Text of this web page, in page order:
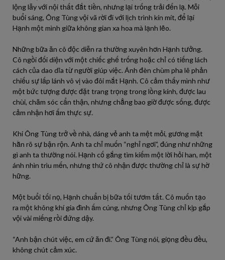
lộng lẫy với nội thất đắt tiền, nhưng lại trống trải đến lạ. Mỗi
buổi sáng, Ông Tùng vội vã rời đi với lịch trình kín mít, để lại
Hạnh một mình giữa không gian xa hoa mà lạnh lẽo.
Những bữa ăn cô độc diễn ra thường xuyên hơn Hạnh tưởng.
Cô ngồi đối diện với một chiếc ghế trống hoặc chỉ có tiếng lách
cách của dao dĩa từ người giúp việc. Ánh đèn chùm pha lê phản
chiếu sự lấp lánh vô vị vào đôi mắt Hạnh. Cô cảm thấy mình như
một bức tượng được đặt trang trọng trong lồng kính, được lau
chùi, chăm sóc cẩn thận, nhưng chẳng bao giờ được sống, được
cảm nhận hơi ấm thực sự.
Khi Ông Tùng trở về nhà, dáng vẻ anh ta mệt mỏi, gương mặt
hằn rõ sự bận rộn. Anh ta chỉ muốn “nghỉ ngơi”, đúng như những
gì anh ta thường nói. Hạnh cố gắng tìm kiếm một lời hỏi han, một
ánh nhìn trìu mến, nhưng thứ cô nhận được thường chỉ là sự hờ
hững.
Một buổi tối nọ, Hạnh chuẩn bị bữa tối tươm tất. Cô muốn tạo
ra một không khí gia đình ấm cúng, nhưng Ông Tùng chỉ kịp gắp
vội vài miếng rồi đứng dậy.
“Anh bận chút việc, em cứ ăn đi.” Ông Tùng nói, giọng đều đều,
không chút cảm xúc.